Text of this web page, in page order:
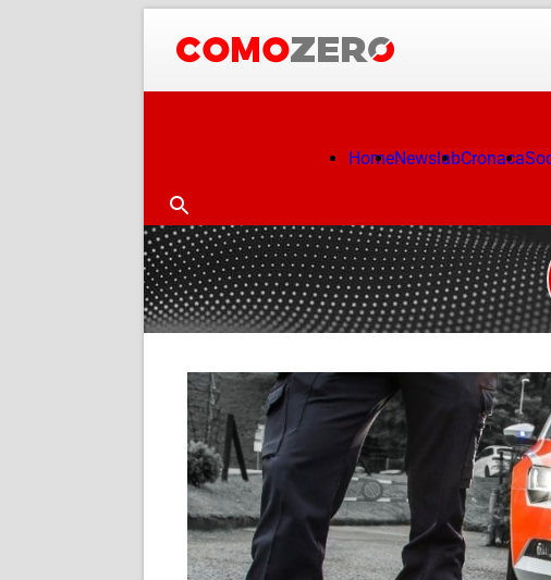
HomeNewslabCronaca